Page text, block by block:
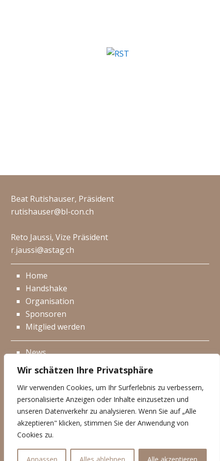
Wir schätzen Ihre Privatsphäre
Wir verwenden Cookies, um Ihr Surferlebnis zu verbessern,
personalisierte Anzeigen oder Inhalte einzusetzen und
unseren Datenverkehr zu analysieren. Wenn Sie auf „Alle
akzeptieren" klicken, stimmen Sie der Anwendung von
Cookies zu.
Beat Rutishauser, Präsident
rutishauser@bl-con.ch
Reto Jaussi, Vize Präsident
r.jaussi@astag.ch
Home
Handshake
Organisation
Sponsoren
Mitglied werden
News
Events
Kontakt
Impressum
Datenschutzerklärung